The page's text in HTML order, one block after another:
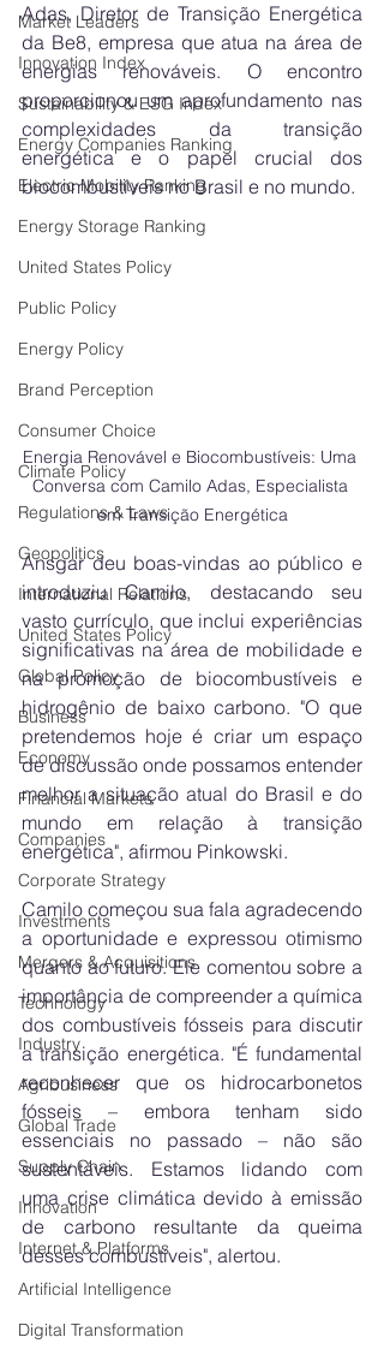
Market Leaders
Innovation Index
Sustainability & ESG Index
Energy Companies Ranking
Electric Mobility Ranking
Energy Storage Ranking
United States Policy
Public Policy
Energy Policy
Brand Perception
Consumer Choice
Climate Policy
Regulations & Laws
Geopolitics
International Relations
United States Policy
Global Policy
Business
Economy
Financial Markets
Companies
Corporate Strategy
Investments
Mergers & Acquisitions
Technology
Industry
Agribusiness
Global Trade
Supply Chain
Innovation
Internet & Platforms
Artificial Intelligence
Digital Transformation
Adas, Diretor de Transição Energética
da Be8, empresa que atua na área de
energias renováveis. O encontro
proporcionou um aprofundamento nas
complexidades da transição
energética e o papel crucial dos
biocombustíveis no Brasil e no mundo.
Energia Renovável e Biocombustíveis: Uma
Conversa com Camilo Adas, Especialista
em Transição Energética
Ansgar deu boas-vindas ao público e
introduziu Camilo, destacando seu
vasto currículo, que inclui experiências
significativas na área de mobilidade e
na promoção de biocombustíveis e
hidrogênio de baixo carbono. "O que
pretendemos hoje é criar um espaço
de discussão onde possamos entender
melhor a situação atual do Brasil e do
mundo em relação à transição
energética", afirmou Pinkowski.
Camilo começou sua fala agradecendo
a oportunidade e expressou otimismo
quanto ao futuro. Ele comentou sobre a
importância de compreender a química
dos combustíveis fósseis para discutir
a transição energética. "É fundamental
reconhecer que os hidrocarbonetos
fósseis – embora tenham sido
essenciais no passado – não são
sustentáveis. Estamos lidando com
uma crise climática devido à emissão
de carbono resultante da queima
desses combustíveis", alertou.